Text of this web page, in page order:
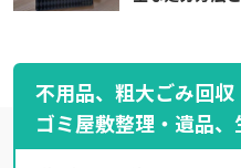
不用品、粗大ごみ回収
ゴミ屋敷整理・遺品